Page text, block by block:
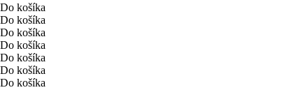
Do košíka
Do košíka
Do košíka
Do košíka
Do košíka
Do košíka
Do košíka